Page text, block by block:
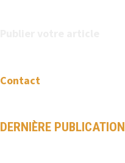
Contact
DERNIÈRE PUBLICATION